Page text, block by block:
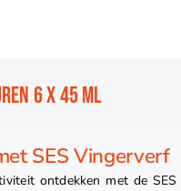
6 X 45 ML
SES Vingerverf
ontdekken met de